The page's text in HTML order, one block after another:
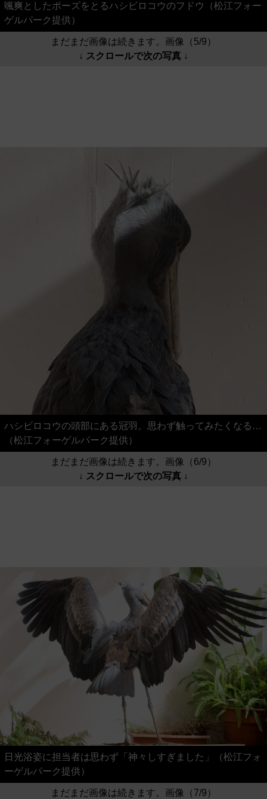
颯爽としたポーズをとるハシビロコウのフドウ（松江フォー
ゲルパーク提供）
まだまだ画像は続きます。画像（5/9）
↓ スクロールで次の写真 ↓
ハシビロコウの頭部にある冠羽。思わず触ってみたくなる…
（松江フォーゲルパーク提供）
まだまだ画像は続きます。画像（6/9）
↓ スクロールで次の写真 ↓
日光浴姿に担当者は思わず「神々しすぎました」（松江フォ
ーゲルパーク提供）
まだまだ画像は続きます。画像（7/9）